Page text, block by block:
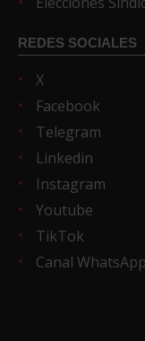
REDES SOCIALES
X
Facebook
Telegram
Linkedin
Instagram
Youtube
TikTok
Canal WhatsApp